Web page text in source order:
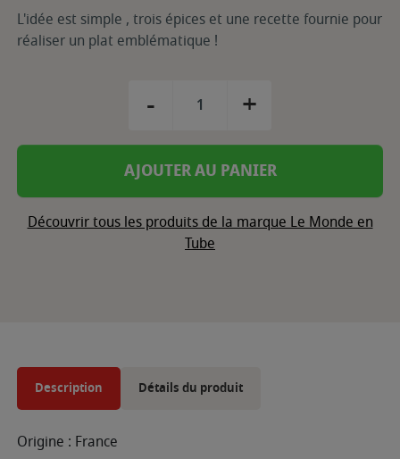
L'idée est simple , trois épices et une recette fournie pour
réaliser un plat emblématique !
- +
AJOUTER AU PANIER
Découvrir tous les produits de la marque Le Monde en
Tube
Description Détails du produit
Origine : France